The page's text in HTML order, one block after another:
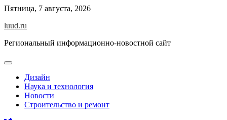
Skip
content
Пятница, 7 августа, 2026
luud.ru
Региональный информационно-новостной сайт
Дизайн
Наука и технология
Новости
Строительство и ремонт